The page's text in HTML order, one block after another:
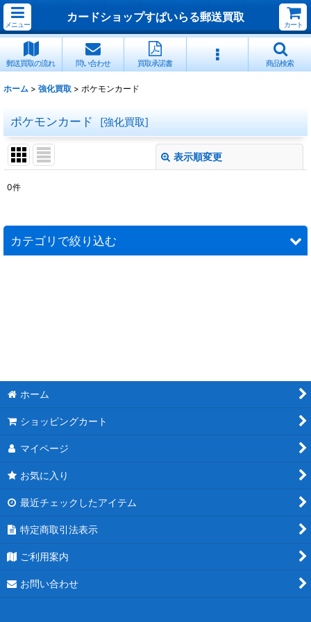
メニュー
カードショップすぱいらる郵送買取
カート
郵送買取の流れ 問い合わせ 買取承諾書 商品検索
ホーム > 強化買取 > ポケモンカード
ポケモンカード [強化買取]
表示順変更
サブカテゴリ
表示数
0件
カテゴリで絞り込む
ソード＆シールド期サポート(SR/SAR)
スカーレット＆バイオレット期サポート(SR/SAR)
カードeキラ
ピカチュウ
その他
ホーム
ショッピングカート
マイページ
お気に入り
最近チェックしたアイテム
特定商取引法表示
ご利用案内
お問い合わせ